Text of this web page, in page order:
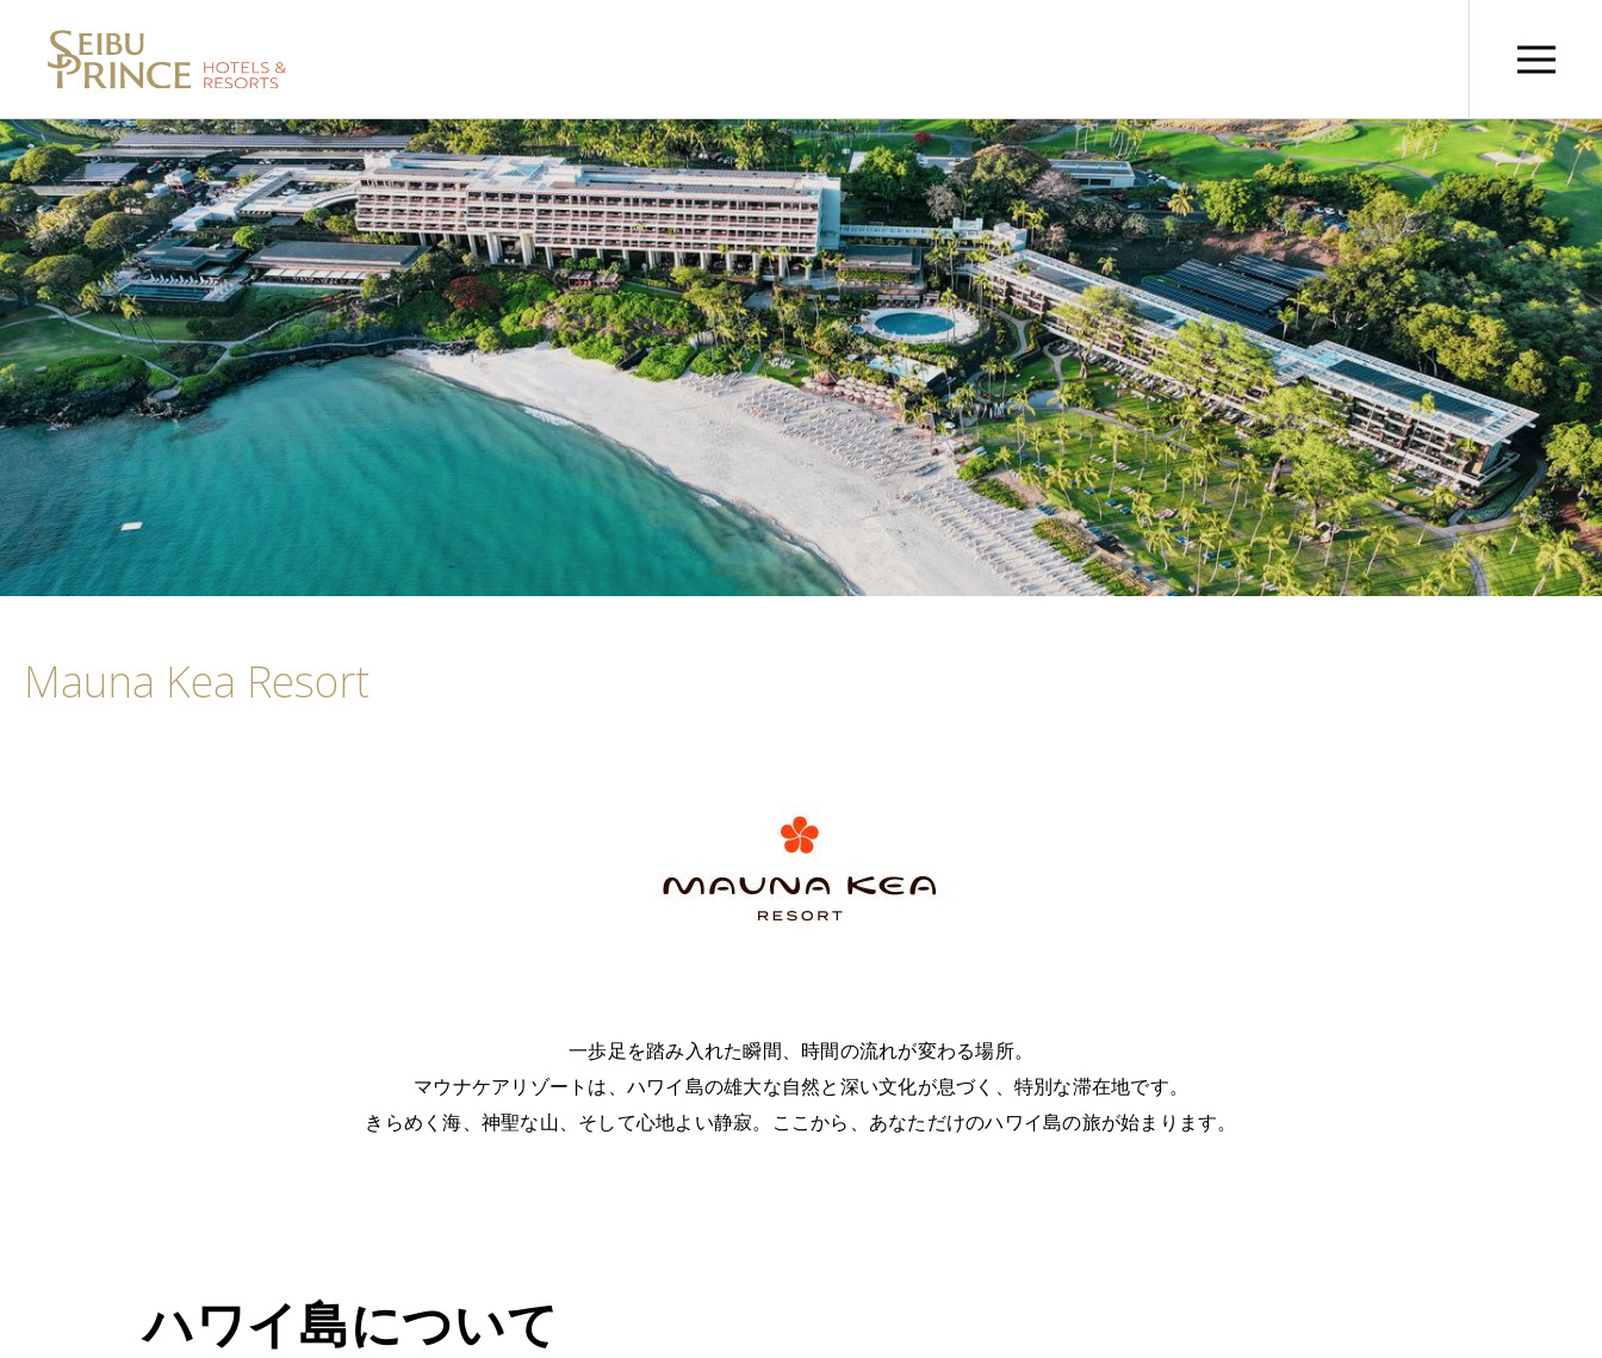
Mauna Kea Resort
一歩足を踏み入れた瞬間、時間の流れが変わる場所。
マウナケアリゾートは、ハワイ島の雄大な自然と深い文化が息づく、特別な滞在地です。
きらめく海、神聖な山、そして心地よい静寂。ここから、あなただけのハワイ島の旅が始まります。
ハワイ島について